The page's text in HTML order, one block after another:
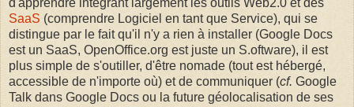
SaaS (comprendre Logiciel en tant que Service), qui se
distingue par le fait qu'il n'y a rien à installer (Google Docs
est un SaaS, OpenOffice.org est juste un S.oftware), il est
plus simple de s'outiller, d'être nomade (tout est hébergé,
accessible de n'importe où) et de communiquer (cf. Google
Talk dans Google Docs ou la future géolocalisation de ses